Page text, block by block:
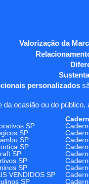
Valorização da
personalizados
da ocasião ou do público,
SP
SP
SP
SP
SP
SP
SP
VENDIDOS SP
SP